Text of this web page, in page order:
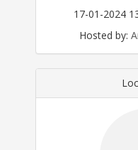
17-01-2024
Hosted by: